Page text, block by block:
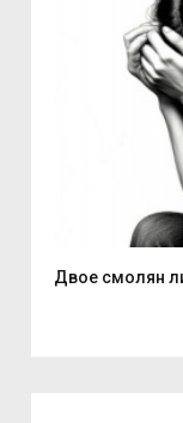
Двое смолян